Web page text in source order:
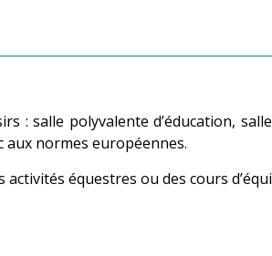
: salle polyvalente d’éducation,
aux normes européennes.
équestres ou des cours